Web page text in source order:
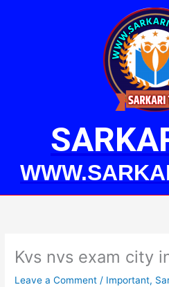
Kvs nvs exam city
Leave a Comment / Important,